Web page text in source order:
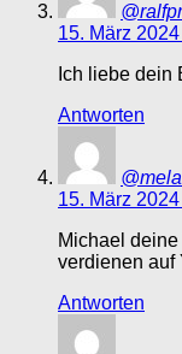
15. März
Ich liebe dein
Antworten
15. März
Michael
verdienen auf
Antworten